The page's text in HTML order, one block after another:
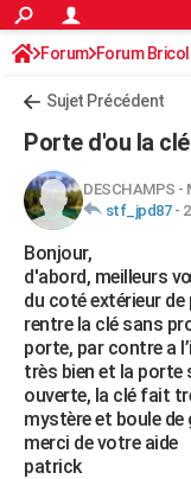
ACTUALITÉS
Politique
Société
Faits Divers
Education
Monde
Villes
+
FINANCE
Retraite
Impôts
Epargne
Immobilier
Risques naturels par
Banque
Assurance
Crédit
AUTO
Essais
Réserver un essai
Citadines
Berlines
SUV
Forum auto
+HIGH-TECH
Mobiles
Meilleur smartphone
Internet
Ordinateurs
Jeux vidéo
Guide high-tech
+BRICOLAGE
Forum
Aménagement intérieur
Extérieur
Cuisine
Salle de bains
Jardinage
Rangement
WEEK-END
Guides de France
Escapades
Patrimoine
Expositions
Musées
Week-end nature
LIFESTYLE
Art de vivre
Bien-être
Loisirs
Mode
Modes de vie
SANTE
Forum Forum
Sujet Précédent
Porte d'ou la
DESCHAMPS -
stf_jpd87-
Bonjour,
d'abord, meilleurs
du coté extérieur de
rentre la clé sans
porte, par contre a
très bien et la porte
ouverte, la clé fait
mystère et boule de
merci de votre aide
patrick